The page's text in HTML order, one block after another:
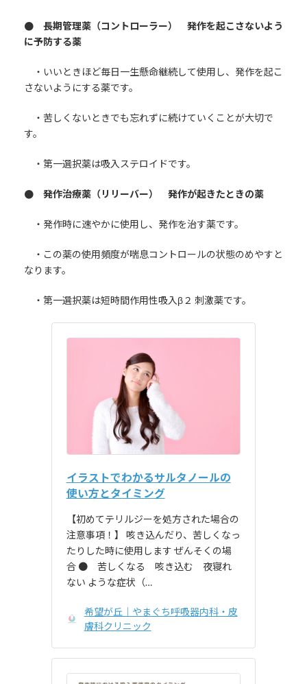
● 長期管理薬（コントローラー） 発作を起こさないよう
に予防する薬
・いいときほど毎日一生懸命継続して使用し、発作を起こ
さないようにする薬です。
・苦しくないときでも忘れずに続けていくことが大切で
す。
・第一選択薬は吸入ステロイドです。
● 発作治療薬（リリーバー） 発作が起きたときの薬
・発作時に速やかに使用し、発作を治す薬です。
・この薬の使用頻度が喘息コントロールの状態のめやすと
なります。
・第一選択薬は短時間作用性吸入β２ 刺激薬です。
イラストでわかるサルタノールの
使い方とタイミング
【初めてテリルジーを処方された場合の
注意事項！】 咳き込んだり、苦しくなっ
たりした時に使用します ぜんそくの場
合 ● 苦しくなる 咳き込む 夜寝れ
ない ような症状（…
希望が丘｜やまぐち呼吸器内科・皮
膚科クリニック